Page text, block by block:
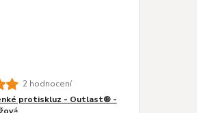
2 hodnocení
protiskluz - Outlast® -